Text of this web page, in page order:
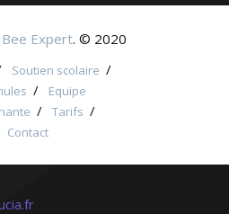
Expert. © 2020
Soutien scolaire /
/
Equipe
/ Tarifs /
Contact